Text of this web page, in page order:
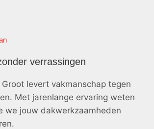
verrassingen
Groot levert vakmanschap tegen
Met jarenlange ervaring weten
we jouw dakwerkzaamheden